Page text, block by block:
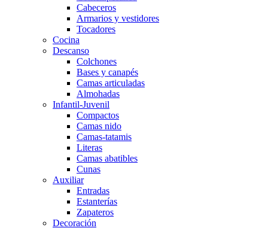
Cabeceros
Armarios y vestidores
Tocadores
Cocina
Descanso
Colchones
Bases y canapés
Camas articuladas
Almohadas
Infantil-Juvenil
Compactos
Camas nido
Camas-tatamis
Literas
Camas abatibles
Cunas
Auxiliar
Entradas
Estanterías
Zapateros
Decoración